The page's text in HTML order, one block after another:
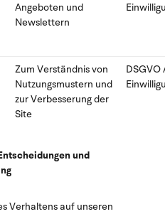
Angeboten und
Newslettern
Zum Verständnis von
Nutzungsmustern und
zur Verbesserung der
Site
DSGVO
und
Verhaltens auf unseren